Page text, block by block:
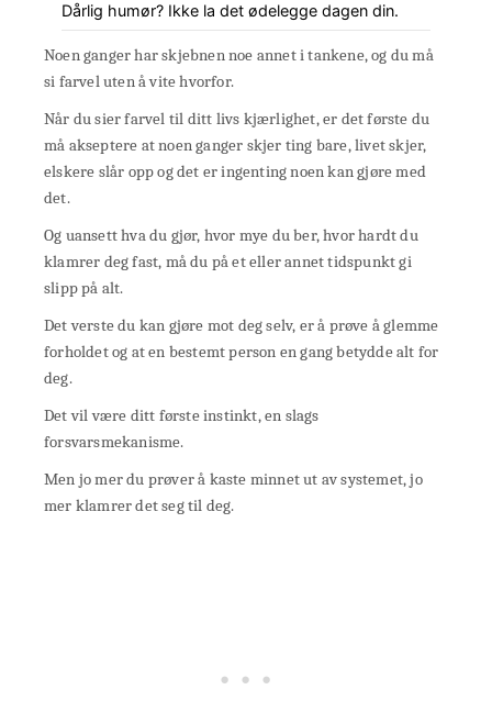
Dårlig humør? Ikke la det ødelegge dagen din.
Noen ganger har skjebnen noe annet i tankene, og du må
si farvel uten å vite hvorfor.
Når du sier farvel til ditt livs kjærlighet, er det første du
må akseptere at noen ganger skjer ting bare, livet skjer,
elskere slår opp og det er ingenting noen kan gjøre med
det.
Og uansett hva du gjør, hvor mye du ber, hvor hardt du
klamrer deg fast, må du på et eller annet tidspunkt gi
slipp på alt.
Det verste du kan gjøre mot deg selv, er å prøve å glemme
forholdet og at en bestemt person en gang betydde alt for
deg.
Det vil være ditt første instinkt, en slags
forsvarsmekanisme.
Men jo mer du prøver å kaste minnet ut av systemet, jo
mer klamrer det seg til deg.